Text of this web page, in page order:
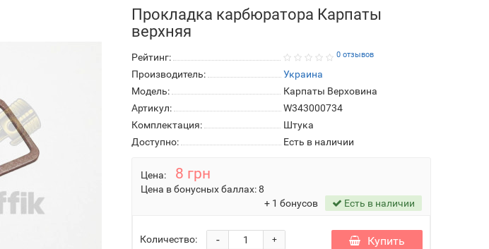
Прокладка карбюратора Карпаты
верхняя
Рейтинг: 0 отзывов
Производитель:
Украина
Модель:
Карпаты Верховина
Артикул:
W343000734
Комплектация:
Штука
Доступно:
Есть в наличии
Цена: 8 грн
Цена в бонусных баллах:8
+ 1 бонусов
Есть в наличии
Количество: +
- Купить